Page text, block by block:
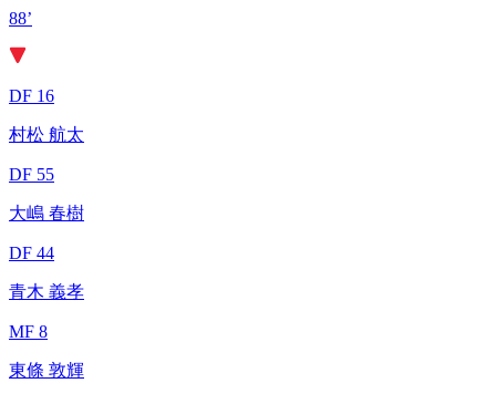
88’
DF 16
村松 航太
DF 55
大嶋 春樹
DF 44
青木 義孝
MF 8
東條 敦輝